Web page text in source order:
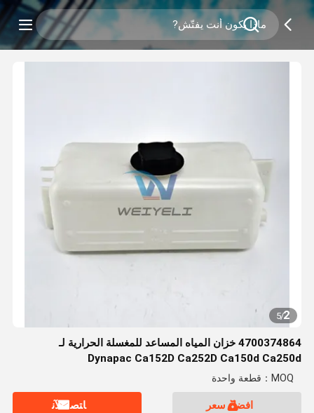
2
/
5
4700374864 خزان المياه المساعد للمغسلة الحرارية لـ
Dynapac Ca152D Ca252D Ca150d Ca250d
MOQ：قطعة واحدة
افضل سعر ﺎﺘﺼﻟ ﺍﻶﻧ